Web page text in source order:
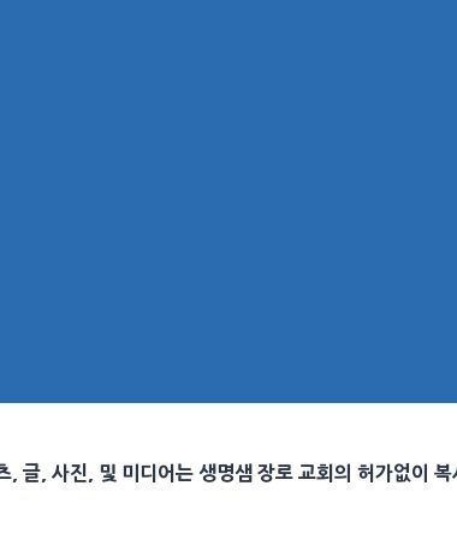
, 글, 사진, 및 미디어는 생명샘 장로 교회의 허가없이